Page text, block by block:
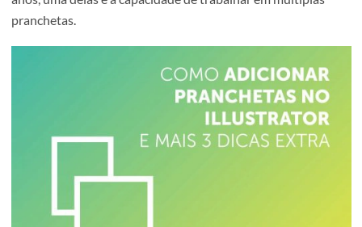
extremamente versátil que conta com ferramentas e